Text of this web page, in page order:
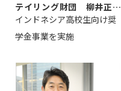
テイリング財団 柳井正
理事長
インドネシア高校生向け奨
学金事業を実施